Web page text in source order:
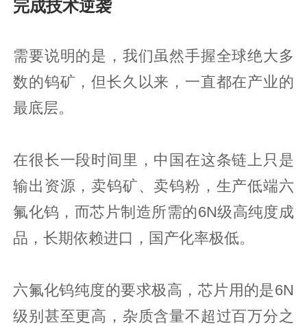
完成技术逆袭
需要说明的是，我们虽然手握全球绝大多
数的钨矿，但长久以来，一直都在产业的
最底层。
在很长一段时间里，中国在这条链上只是
输出资源，卖钨矿、卖钨粉，生产低端六
氟化钨，而芯片制造所需的6N级高纯度成
品，长期依赖进口，国产化率极低。
六氟化钨纯度的要求极高，芯片用的是6N
级别甚至更高，杂质含量不超过百万分之